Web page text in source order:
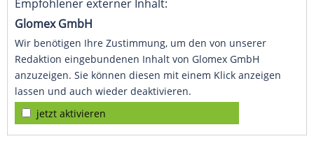
Empfohlener externer Inhalt:
Glomex GmbH
Wir benötigen Ihre Zustimmung, um den von unserer
Redaktion eingebundenen Inhalt von Glomex GmbH
anzuzeigen. Sie können diesen mit einem Klick anzeigen
lassen und auch wieder deaktivieren.
jetzt aktivieren